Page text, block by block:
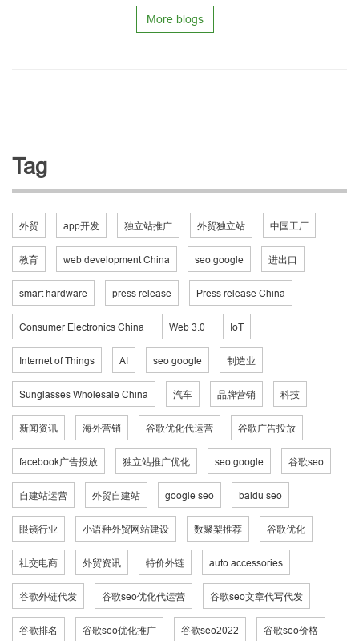
More blogs
Tag
外贸 app开发 独立站推广 外贸独立站 中国工厂
教育 web development China seo google 进出口
smart hardware press release Press release China
Consumer Electronics China Web 3.0 IoT
Internet of Things AI seo google 制造业
Sunglasses Wholesale China 汽车 品牌营销 科技
新闻资讯 海外营销 谷歌优化代运营 谷歌广告投放
facebook广告投放 独立站推广优化 seo google 谷歌seo
自建站运营 外贸自建站 google seo baidu seo
眼镜行业 小语种外贸网站建设 数聚梨推荐 谷歌优化
社交电商 外贸资讯 特价外链 auto accessories
谷歌外链代发 谷歌seo优化代运营 谷歌seo文章代写代发
谷歌排名 谷歌seo优化推广 谷歌seo2022 谷歌seo价格